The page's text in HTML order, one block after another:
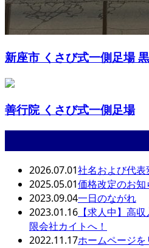
新座市 くさび式一側足場
善行院 くさび式一側足場
2026.07.01社名および代
2025.05.01価格改定のお知
2023.09.04一日のながれ
2023.01.16 【求人中】高
限会社カイトへ！
2022.11.17ホームページを